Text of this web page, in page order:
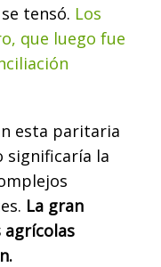
tensó. Los
que luego fue
esta paritaria
significaría la
La gran
agrícolas